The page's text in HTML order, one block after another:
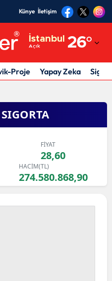
Künye İletişim
İstanbul
Açık 26°
Adıyaman
Afyonkarahisar
Amasya
Antalya
Artvin
Proje Yapay Zeka
FİYAT
28,60
HACİM(TL)
274.580.868,90